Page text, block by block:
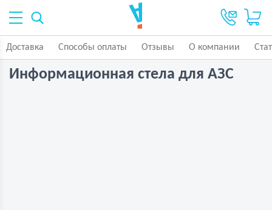
Доставка Способы оплаты Отзывы О компании
Информационная стела для АЗС